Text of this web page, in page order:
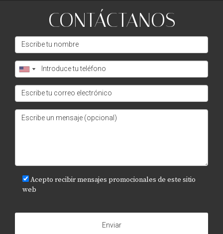
CONTÁCTANOS
Acepto recibir mensajes promocionales de este sitio
web
Enviar